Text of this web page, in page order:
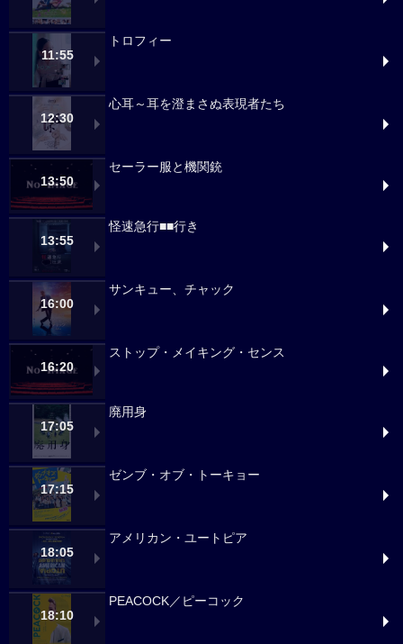
11:55
トロフィー
12:30
心耳～耳を澄まさぬ表現者たち
13:50
セーラー服と機関銃
13:55
怪速急行■■行き
16:00
サンキュー、チャック
16:20
ストップ・メイキング・センス
17:05
廃用身
17:15
ゼンブ・オブ・トーキョー
18:05
アメリカン・ユートピア
18:10
PEACOCK／ピーコック